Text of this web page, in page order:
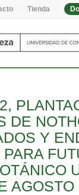
Tienda
DE
Y
AGOSTO